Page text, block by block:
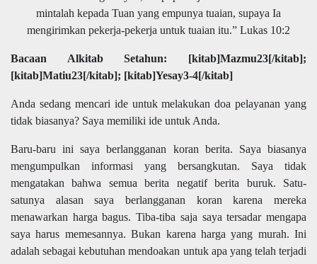
mintalah kepada Tuan yang empunya tuaian, supaya Ia
mengirimkan pekerja-pekerja untuk tuaian itu.” Lukas 10:2
Bacaan Alkitab Setahun: [kitab]Mazmu23[/kitab];
[kitab]Matiu23[/kitab]; [kitab]Yesay3-4[/kitab]
Anda sedang mencari ide untuk melakukan doa pelayanan yang
tidak biasanya? Saya memiliki ide untuk Anda.
Baru-baru ini saya berlangganan koran berita. Saya biasanya
mengumpulkan informasi yang bersangkutan. Saya tidak
mengatakan bahwa semua berita negatif berita buruk. Satu-
satunya alasan saya berlangganan koran karena mereka
menawarkan harga bagus. Tiba-tiba saja saya tersadar mengapa
saya harus memesannya. Bukan karena harga yang murah. Ini
adalah sebagai kebutuhan mendoakan untuk apa yang telah terjadi